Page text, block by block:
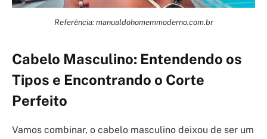
Referência: manualdohomemmoderno.com.br
Cabelo Masculino: Entendendo os
Tipos e Encontrando o Corte
Perfeito
Vamos combinar, o cabelo masculino deixou de ser um